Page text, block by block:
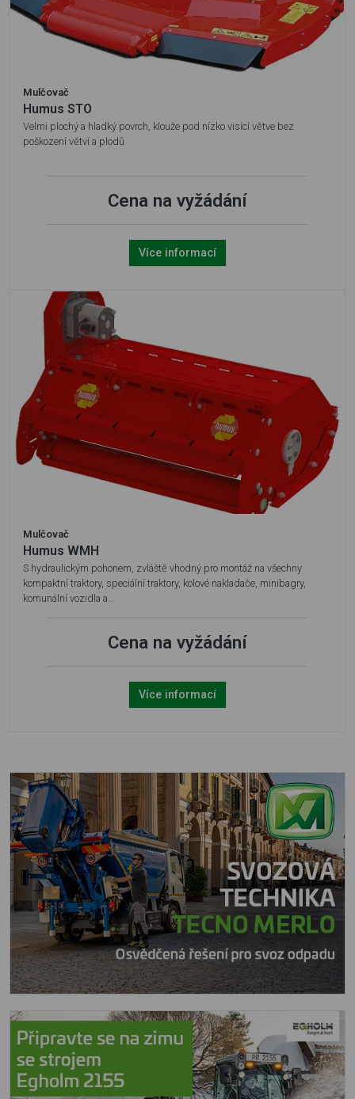
Mulčovač
Humus STO
Velmi plochý a hladký povrch, klouže pod nízko visící větve bez
poškození větví a plodů
Cena na vyžádání
Více informací
Mulčovač
Humus WMH
S hydraulickým pohonem, zvláště vhodný pro montáž na všechny
kompaktní traktory, speciální traktory, kolové nakladače, minibagry,
komunální vozidla a…
Cena na vyžádání
Více informací